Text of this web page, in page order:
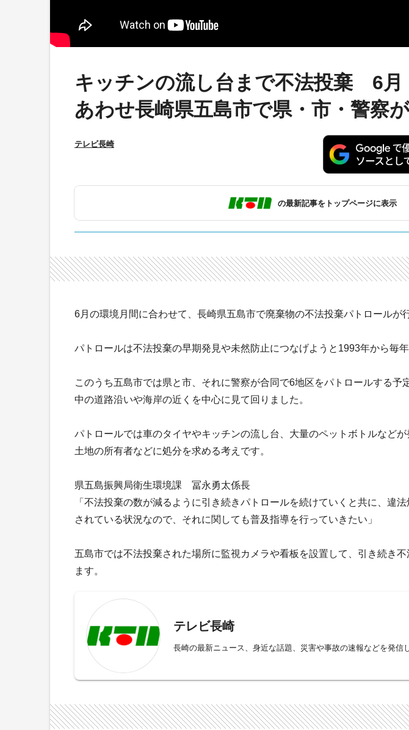
キッチンの流し台まで不法投棄 6月
あわせ長崎県五島市で県・市・警察
テレビ長崎
の最新記事をトップページに表示
6月の環境月間に合わせて、長崎県五島市で廃棄物の不法投棄パトロールが
パトロールは不法投棄の早期発見や未然防止につなげようと1993年から毎
このうち五島市では県と市、それに警察が合同で6地区をパトロールする予
中の道路沿いや海岸の近くを中心に見て回りました。
パトロールでは車のタイヤやキッチンの流し台、大量のペットボトルなど
土地の所有者などに処分を求める考えです。
県五島振興局衛生環境課 冨永勇太係長
「不法投棄の数が減るように引き続きパトロールを続けていくと共に、違
されている状況なので、それに関しても普及指導を行っていきたい」
五島市では不法投棄された場所に監視カメラや看板を設置して、引き続き
ます。
テレビ長崎
長崎の最新ニュース、身近な話題、災害や事故の速報などを発信